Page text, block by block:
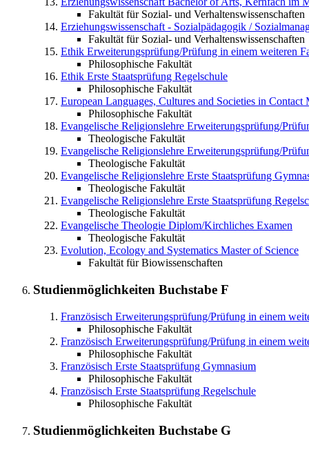
Fakultät für Sozial- und Verhaltenswissenschaften
Erziehungswissenschaft - Sozialpädagogik /
Fakultät für Sozial- und Verhaltenswissenschaften
Ethik Erweiterungsprüfung/Prüfung in einem weiteren
Philosophische Fakultät
Ethik Erste Staatsprüfung Regelschule
Philosophische Fakultät
European Languages, Cultures and Societies in Contact
Philosophische Fakultät
Evangelische Religionslehre Erweiterungsprüfung/
Theologische Fakultät
Evangelische Religionslehre Erweiterungsprüfung/
Theologische Fakultät
Evangelische Religionslehre Erste Staatsprüfung
Theologische Fakultät
Evangelische Religionslehre Erste Staatsprüfung
Theologische Fakultät
Evangelische Theologie Diplom/Kirchliches Examen
Theologische Fakultät
Evolution, Ecology and Systematics Master of Science
Fakultät für Biowissenschaften
Studienmöglichkeiten Buchstabe F
Französisch Erweiterungsprüfung/Prüfung in einem
Philosophische Fakultät
Französisch Erweiterungsprüfung/Prüfung in einem
Philosophische Fakultät
Französisch Erste Staatsprüfung Gymnasium
Philosophische Fakultät
Französisch Erste Staatsprüfung Regelschule
Philosophische Fakultät
Studienmöglichkeiten Buchstabe G